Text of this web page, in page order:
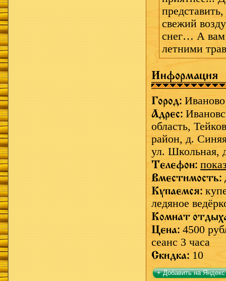
свежий
снег… А вам
летними
Информация
Город: Иваново
Адрес:
область,
район, д.
ул. Школьная,
Телефон:
Вместимость:
Купаемся:
ледяное
Комнат
Цена: 4500
сеанс 3 часа
Скидка: 10
+ Добавить на Яндекс